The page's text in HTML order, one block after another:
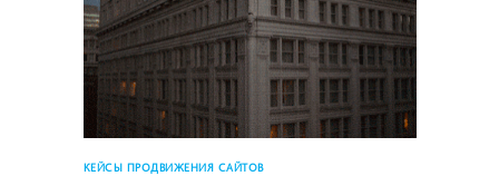
КЕЙСЫ ПРОДВИЖЕНИЯ САЙТОВ